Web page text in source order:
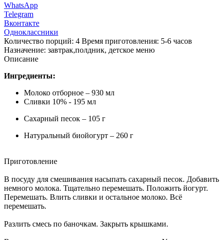
WhatsApp
Telegram
Вконтакте
Одноклассники
Количество порций: 4 Время приготовления: 5-6 часов
Назначение: завтрак,полдник, детское меню
Описание
Ингредиенты:
Молоко отборное – 930 мл
Сливки 10% - 195 мл
Сахарный песок – 105 г
Натуральный биойогурт – 260 г
Приготовление
В посуду для смешивания насыпать сахарный песок. Добавить
немного молока. Тщательно перемешать. Положить йогурт.
Перемешать. Влить сливки и остальное молоко. Всё
перемешать.
Разлить смесь по баночкам. Закрыть крышками.